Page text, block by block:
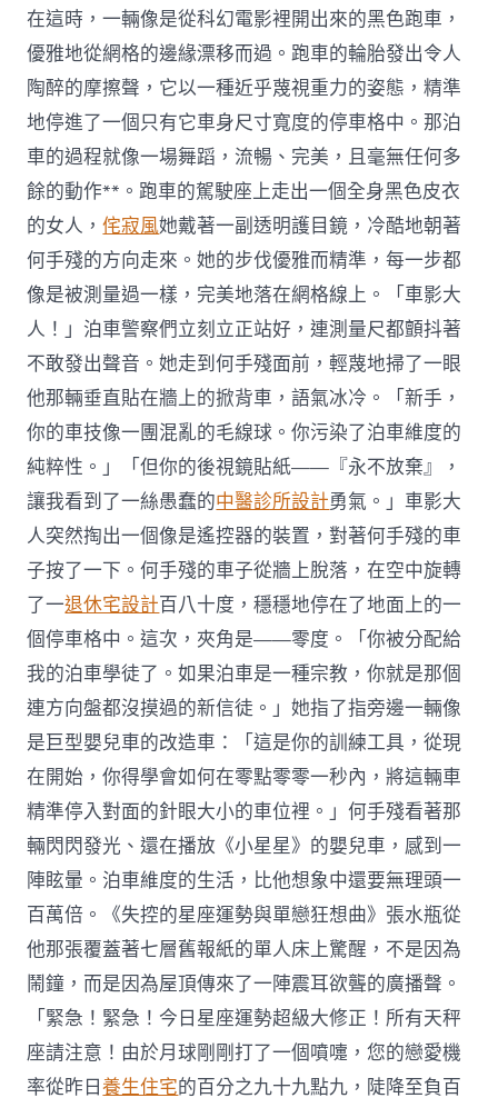
在這時，一輛像是從科幻電影裡開出來的黑色跑車，
優雅地從網格的邊緣漂移而過。跑車的輪胎發出令人
陶醉的摩擦聲，它以一種近乎蔑視重力的姿態，精準
地停進了一個只有它車身尺寸寬度的停車格中。那泊
車的過程就像一場舞蹈，流暢、完美，且毫無任何多
餘的動作**。跑車的駕駛座上走出一個全身黑色皮衣
的女人，侘寂風她戴著一副透明護目鏡，冷酷地朝著
何手殘的方向走來。她的步伐優雅而精準，每一步都
像是被測量過一樣，完美地落在網格線上。「車影大
人！」泊車警察們立刻立正站好，連測量尺都顫抖著
不敢發出聲音。她走到何手殘面前，輕蔑地掃了一眼
他那輛垂直貼在牆上的掀背車，語氣冰冷。「新手，
你的車技像一團混亂的毛線球。你污染了泊車維度的
純粹性。」「但你的後視鏡貼紙——『永不放棄』，
讓我看到了一絲愚蠢的中醫診所設計勇氣。」車影大
人突然掏出一個像是遙控器的裝置，對著何手殘的車
子按了一下。何手殘的車子從牆上脫落，在空中旋轉
了一退休宅設計百八十度，穩穩地停在了地面上的一
個停車格中。這次，夾角是——零度。「你被分配給
我的泊車學徒了。如果泊車是一種宗教，你就是那個
連方向盤都沒摸過的新信徒。」她指了指旁邊一輛像
是巨型嬰兒車的改造車：「這是你的訓練工具，從現
在開始，你得學會如何在零點零零一秒內，將這輛車
精準停入對面的針眼大小的車位裡。」何手殘看著那
輛閃閃發光、還在播放《小星星》的嬰兒車，感到一
陣眩暈。泊車維度的生活，比他想象中還要無理頭一
百萬倍。《失控的星座運勢與單戀狂想曲》張水瓶從
他那張覆蓋著七層舊報紙的單人床上驚醒，不是因為
鬧鐘，而是因為屋頂傳來了一陣震耳欲聾的廣播聲。
「緊急！緊急！今日星座運勢超級大修正！所有天秤
座請注意！由於月球剛剛打了一個噴嚏，您的戀愛機
率從昨日養生住宅的百分之九十九點九，陡降至負百